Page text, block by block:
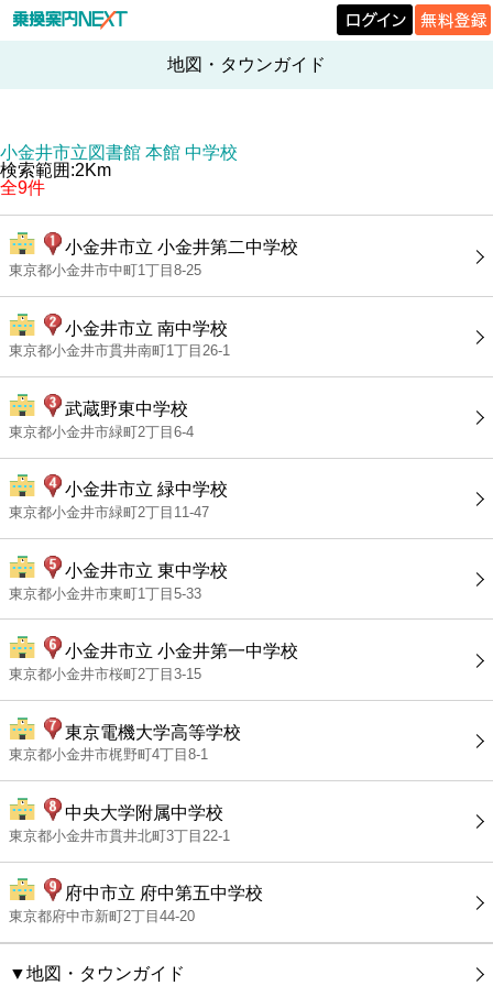
地図・タウンガイド
小金井市立図書館 本館 中学校
検索範囲:2Km
全9件
小金井市立 小金井第二中学校
東京都小金井市中町1丁目8-25
小金井市立 南中学校
東京都小金井市貫井南町1丁目26-1
武蔵野東中学校
東京都小金井市緑町2丁目6-4
小金井市立 緑中学校
東京都小金井市緑町2丁目11-47
小金井市立 東中学校
東京都小金井市東町1丁目5-33
小金井市立 小金井第一中学校
東京都小金井市桜町2丁目3-15
東京電機大学高等学校
東京都小金井市梶野町4丁目8-1
中央大学附属中学校
東京都小金井市貫井北町3丁目22-1
府中市立 府中第五中学校
東京都府中市新町2丁目44-20
▼地図・タウンガイド